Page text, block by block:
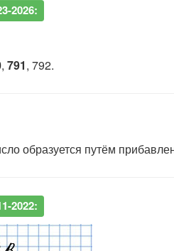
2026:
, 791, 792.
образуется путём
2022: